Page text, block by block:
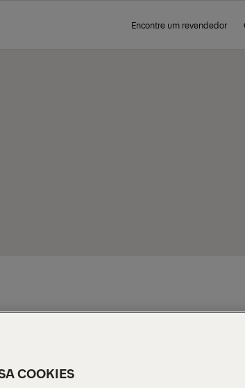
Encontre um revendedor
COOKIES